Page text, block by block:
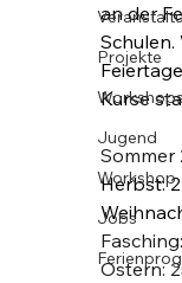
Projekte
Jugend
Workshop
Jobs
an der
Schulen.
Kurse
Sommer
Herbst:
Ostern: